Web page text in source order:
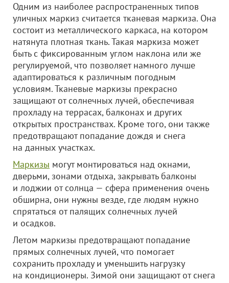
Одним из наиболее распространенных типов
уличных маркиз считается тканевая маркиза. Она
состоит из металлического каркаса, на котором
натянута плотная ткань. Такая маркиза может
быть с фиксированным углом наклона или же
регулируемой, что позволяет намного лучше
адаптироваться к различным погодным
условиям. Тканевые маркизы прекрасно
защищают от солнечных лучей, обеспечивая
прохладу на террасах, балконах и других
открытых пространствах. Кроме того, они также
предотвращают попадание дождя и снега
на данных участках.
Маркизы могут монтироваться над окнами,
дверьми, зонами отдыха, закрывать балконы
и лоджии от солнца — сфера применения очень
обширна, они нужны везде, где людям нужно
спрятаться от палящих солнечных лучей
и осадков.
Летом маркизы предотвращают попадание
прямых солнечных лучей, что помогает
сохранить прохладу и уменьшить нагрузку
на кондиционеры. Зимой они защищают от снега